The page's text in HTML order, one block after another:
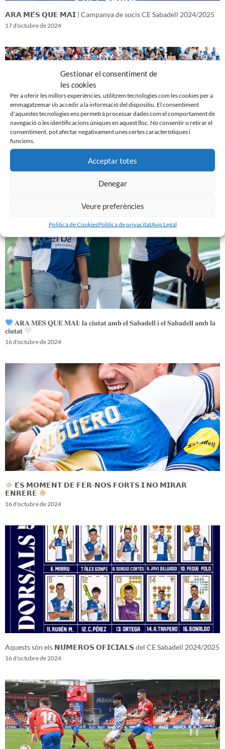
Gestionar el consentiment de
les cookies
Per a oferir les millors experiències, utilitzem tecnologies com les cookies per a
emmagatzemar i/o accedir a la informació del dispositiu. El consentiment
d'aquestes tecnologies ens permetrà processar dades com el comportament de
navegació o les identificacions úniques en aquest lloc. No consentir o retirar el
consentiment, pot afectar negativament unes certes característiques i
funcions.
Acceptar totes
Denegar
Veure preferències
Politica de CookiesPolitica de privacitatAvis Legal
𝗔𝗥𝗔 𝗠𝗘́𝗦 𝗤𝗨𝗘 𝗠𝗔𝗜 | Campanya de socis CE Sabadell 2024/2025
17 d'octubre de 2024
𝑽𝒆𝒏𝒊𝒎 𝒅’𝒖𝒏𝒂 𝒈𝒓𝒂𝒏 𝒃𝒂𝒕𝒂𝒍𝒍𝒂…𝒊 𝒂𝒏𝒆𝒎 𝒂 𝒑𝒆𝒓 𝒍𝒂 𝒔𝒆𝒈𝒖̈𝒆𝒏𝒕
𝐀𝐑𝐀 𝐌𝐄́𝐒 𝐐𝐔𝐄 𝐌𝐀𝐈: 𝐥𝐚 𝐜𝐢𝐮𝐭𝐚𝐭 𝐚𝐦𝐛 𝐞𝐥 𝐒𝐚𝐛𝐚𝐝𝐞𝐥𝐥 𝐢 𝐞𝐥 𝐒𝐚𝐛𝐚𝐝𝐞𝐥𝐥 𝐚𝐦𝐛 𝐥𝐚
𝐜𝐢𝐮𝐭𝐚𝐭
16 d'octubre de 2024
𝗘́𝗦 𝗠𝗢𝗠𝗘𝗡𝗧 𝗗𝗘 𝗙𝗘𝗥-𝗡𝗢𝗦 𝗙𝗢𝗥𝗧𝗦 𝗜 𝗡𝗢 𝗠𝗜𝗥𝗔𝗥
𝗘𝗡𝗥𝗘𝗥𝗘
16 d'octubre de 2024
Aquests són els 𝗡𝗨́𝗠𝗘𝗥𝗢𝗦 𝗢𝗙𝗜𝗖𝗜𝗔𝗟𝗦 del CE Sabadell 2024/2025
16 d'octubre de 2024